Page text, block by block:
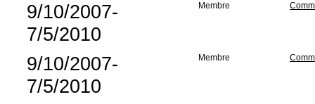
9/10/2007-
7/5/2010
Membre
9/10/2007-
7/5/2010
Membre